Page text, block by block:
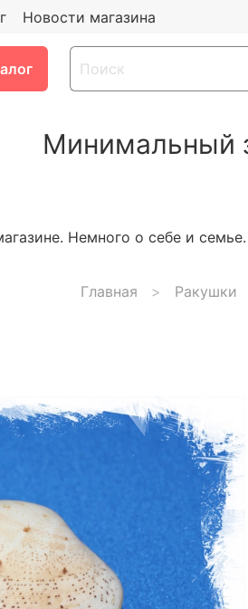
Новости магазина
Минимальный
Немного о себе и семье.
Главная Ракушки